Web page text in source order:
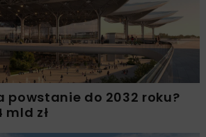
powstanie do 2032 roku?
mld zł